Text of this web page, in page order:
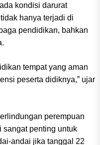
kondisi darurat
hanya terjadi di
pendidikan, bahkan
tempat yang aman
peserta didiknya,” ujar
perempuan
penting untuk
andai jika tanggal 22